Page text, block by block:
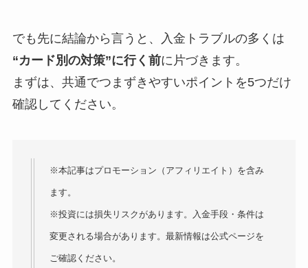
でも先に結論から言うと、入金トラブルの多くは
“カード別の対策”に行く前に片づきます。
まずは、共通でつまずきやすいポイントを5つだけ
確認してください。
※本記事はプロモーション（アフィリエイト）を含み
ます。
※投資には損失リスクがあります。入金手段・条件は
変更される場合があります。最新情報は公式ページを
ご確認ください。